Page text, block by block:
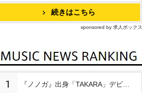
続きはこちら
sponsored by 求人ボックス
1